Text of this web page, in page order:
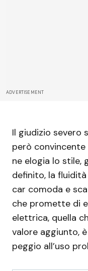
ADVERTISEMENT
Il giudizio severo
però
ne elogia lo stile,
definito, la
car comoda e
che promette di
elettrica, quella
valore aggiunto,
peggio all’uso